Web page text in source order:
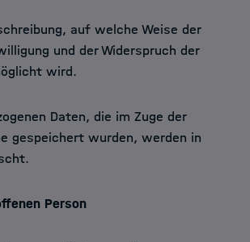
auf welche Weise der
und der Widerspruch der
wird.
Daten, die im Zuge der
gespeichert wurden, werden in
Person